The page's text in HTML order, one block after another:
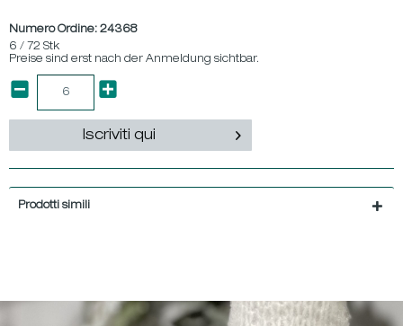
Numero Ordine: 24368
6 / 72 Stk
Preise sind erst nach der Anmeldung sichtbar.
Iscriviti qui
Prodotti simili